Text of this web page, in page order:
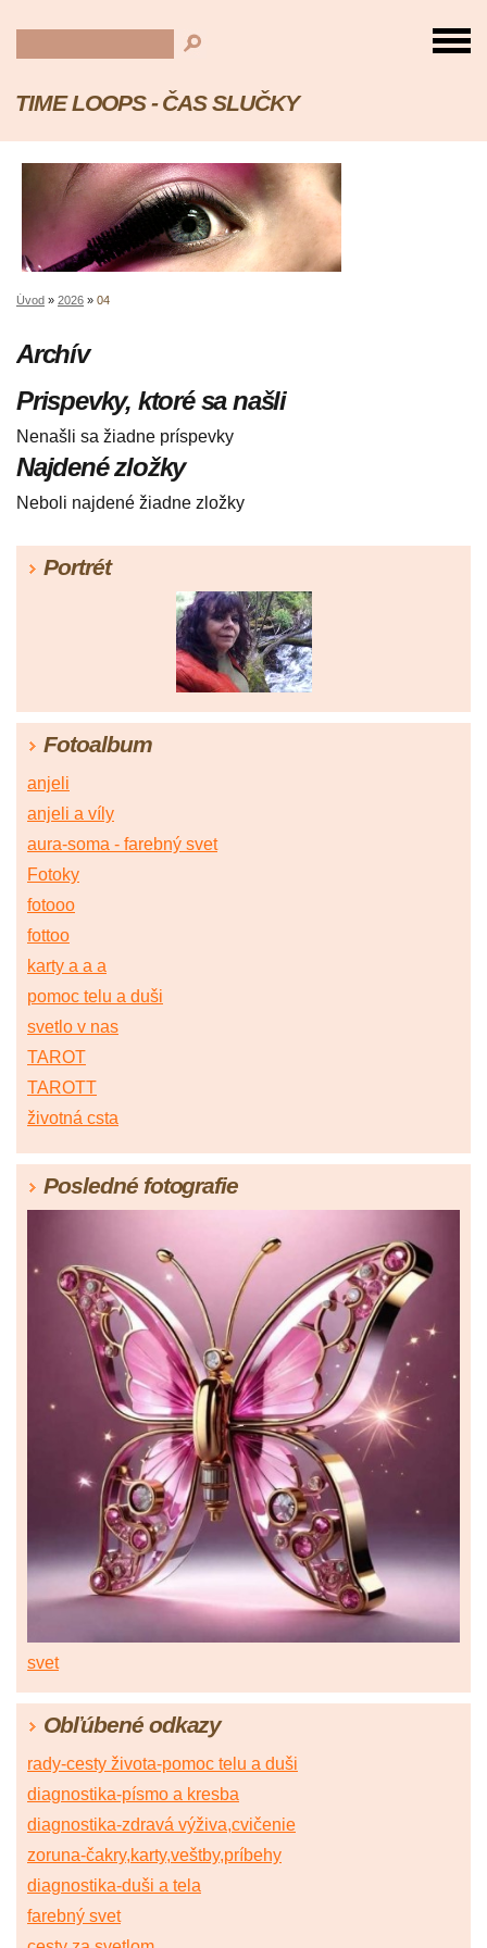
TIME LOOPS - ČAS SLUČKY
Úvod » 2026 » 04
Archív
Prispevky, ktoré sa našli
Nenašli sa žiadne príspevky
Najdené zložky
Neboli najdené žiadne zložky
Portrét
Fotoalbum
anjeli
anjeli a víly
aura-soma - farebný svet
Fotoky
fotooo
fottoo
karty a a a
pomoc telu a duši
svetlo v nas
TAROT
TAROTT
životná csta
Posledné fotografie
svet
Obľúbené odkazy
rady-cesty života-pomoc telu a duši
diagnostika-písmo a kresba
diagnostika-zdravá výživa,cvičenie
zoruna-čakry,karty,veštby,príbehy
diagnostika-duši a tela
farebný svet